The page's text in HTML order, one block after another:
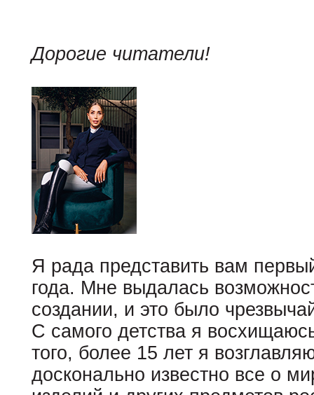
Дорогие читатели!
Я рада представить вам
года. Мне выдалась
создании, и это было
С самого детства я
того, более 15 лет я
досконально известно все о